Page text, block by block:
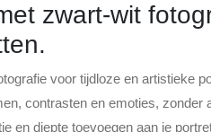
zwart-wit
voor tijdloze en artistieke
contrasten en emoties, zonder
en diepte toevoegen aan je